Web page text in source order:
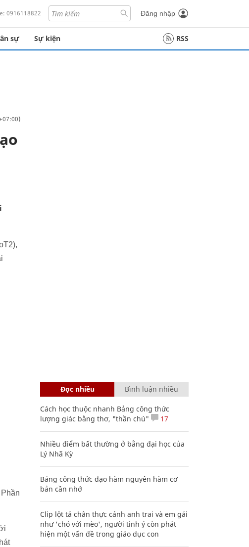
0916118822 Đăng nhập
sự Sự kiện RSS
Đọc nhiều Bình luận nhiều
Cách học thuộc nhanh Bảng công thức
lượng giác bằng thơ, "thần chú"
17
Nhiều điểm bất thường ở bằng đại học của
Lý Nhã Kỳ
Bảng công thức đạo hàm nguyên hàm cơ
bản cần nhớ
Clip lột tả chân thực cảnh anh trai và em gái
như 'chó với mèo', người tinh ý còn phát
hiện một vấn đề trong giáo dục con